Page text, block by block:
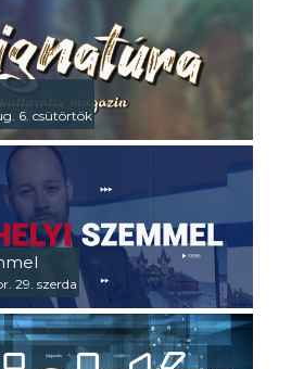
6. csütörtök
29. szerda